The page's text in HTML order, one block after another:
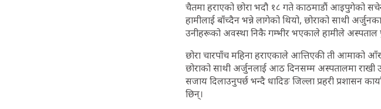
चैतमा हराएको छोरा भदौ १८ गते काठमाडौं आइपुगेको
हामीलाई बाँच्दैन भन्ने लागेको थियो, छोराको साथी
उनीहरूको अवस्था निकै गम्भीर भएकाले हामीले अस्पताल
छोरा चारपाँच महिना हराएकाले आत्तिएकी ती
छोराको साथी अर्जुनलाई आठ दिनसम्म अस्पतालमा राखी
सजाय दिलाउनुपर्छ भन्दै धादिङ जिल्ला प्रहरी प्रशासन
छिन्।